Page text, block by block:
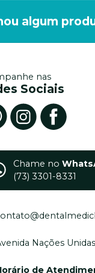
algum
nas
Sociais
Chame no
(73) 3301-8331
Nações
de